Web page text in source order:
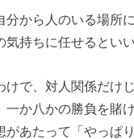
分から人のいる場所
持ちに任せるといい
けで、対人関係だけ
一か八かの勝負を賭
があたって「やっぱ